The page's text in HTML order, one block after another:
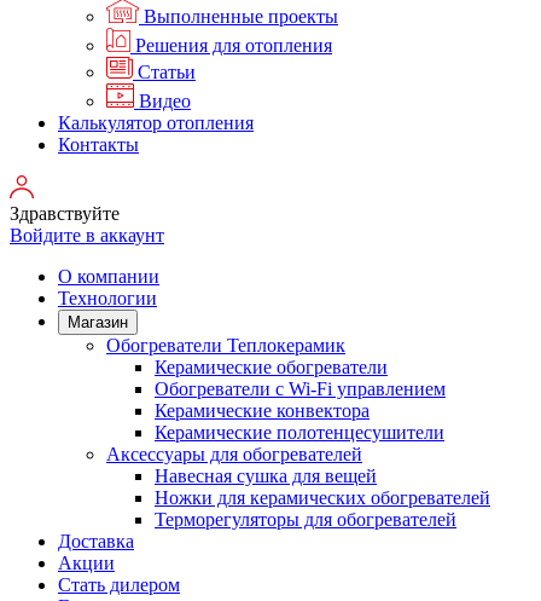
Выполненные проекты
Решения для отопления
Статьи
Видео
Калькулятор отопления
Контакты
Здравствуйте
Войдите в аккаунт
О компании
Технологии
Магазин
Обогреватели Теплокерамик
Керамические обогреватели
Обогреватели с Wi-Fi управлением
Керамические конвектора
Керамические полотенцесушители
Аксессуары для обогревателей
Навесная сушка для вещей
Ножки для керамических обогревателей
Терморегуляторы для обогревателей
Доставка
Акции
Стать дилером